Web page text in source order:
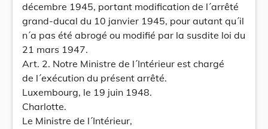
décembre 1945, portant modification de l´arrêté
grand-ducal du 10 janvier 1945, pour autant qu´il
n´a pas été abrogé ou modifié par la susdite loi du
21 mars 1947.
Art. 2. Notre Ministre de l´Intérieur est chargé
de l´exécution du présent arrêté.
Luxembourg, le 19 juin 1948.
Charlotte.
Le Ministre de l´Intérieur,